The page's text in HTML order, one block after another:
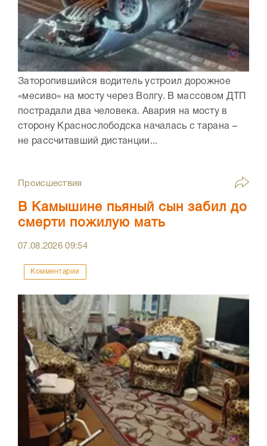
Заторопившийся водитель устроил дорожное
«месиво» на мосту через Волгу. В массовом ДТП
пострадали два человека. Авария на мосту в
сторону Краснослободска началась с тарана –
не рассчитавший дистанции...
Происшествия
В Камышине пьяный сын забил до
смерти пожилую мать
07.08.202609:54
Комментарии